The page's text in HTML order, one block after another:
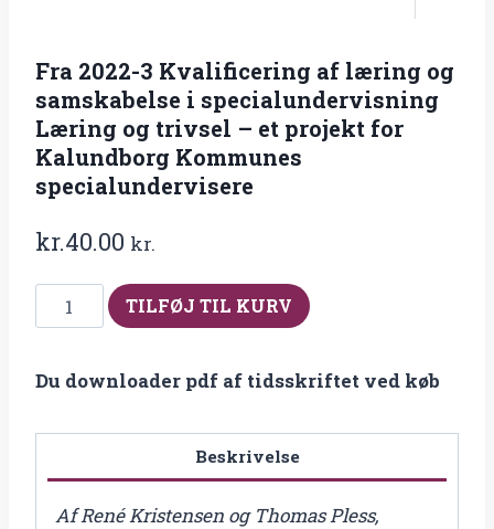
Fra 2022-3 Kvalificering af læring og
samskabelse i specialundervisning
Læring og trivsel – et projekt for
Kalundborg Kommunes
specialundervisere
kr.40.00 kr.
2022-
Kvalificering
og
samskabelse
TILFØJ TIL KURV
Du downloader pdf af tidsskriftet ved køb
Beskrivelse
Af René Kristensen og Thomas Pless,